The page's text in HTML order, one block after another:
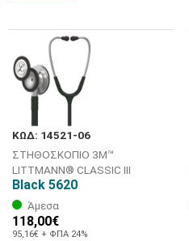
ΚΩΔ: 14521-06
ΣΤΗΘΟΣΚΟΠΙΟ 3M™
LITTMANN® CLASSIC III
Black 5620
Άμεσα
118,00€
95,16€ + ΦΠΑ 24%